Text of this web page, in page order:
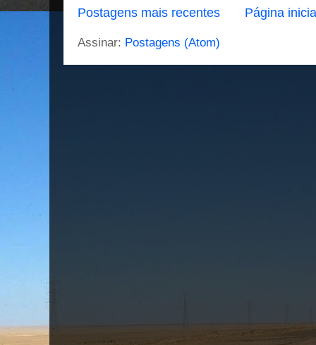
Postagens mais recentes Página
Assinar: Postagens (Atom)